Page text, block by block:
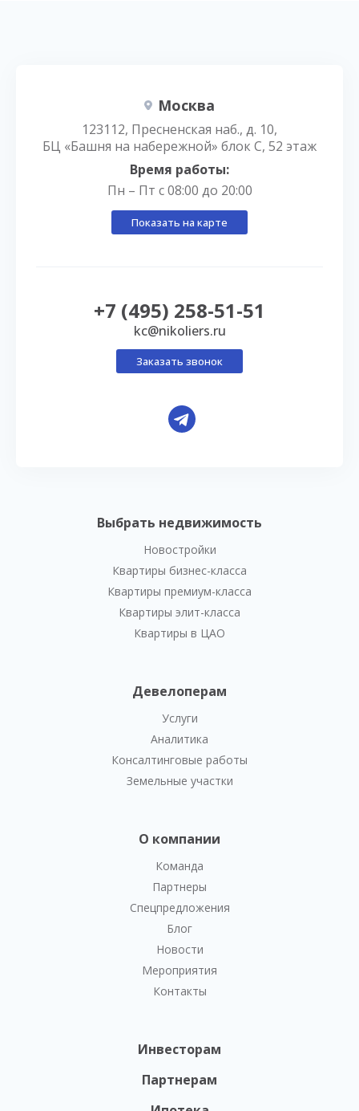
Выбрать недвижимость
Новостройки
Квартиры бизнес-класса
Квартиры премиум-класса
Квартиры элит-класса
Квартиры в ЦАО
Девелоперам
Услуги
Аналитика
Консалтинговые работы
Земельные участки
О компании
Команда
Партнеры
Спецпредложения
Блог
Новости
Мероприятия
Контакты
Инвесторам
Партнерам
Москва
123112, Пресненская наб., д. 10,
БЦ «Башня на набережной» блок С, 52 этаж
Время работы:
Пн – Пт с 08:00 до 20:00
Показать на карте
+7 (495) 258-51-51
kc@nikoliers.ru
Заказать звонок